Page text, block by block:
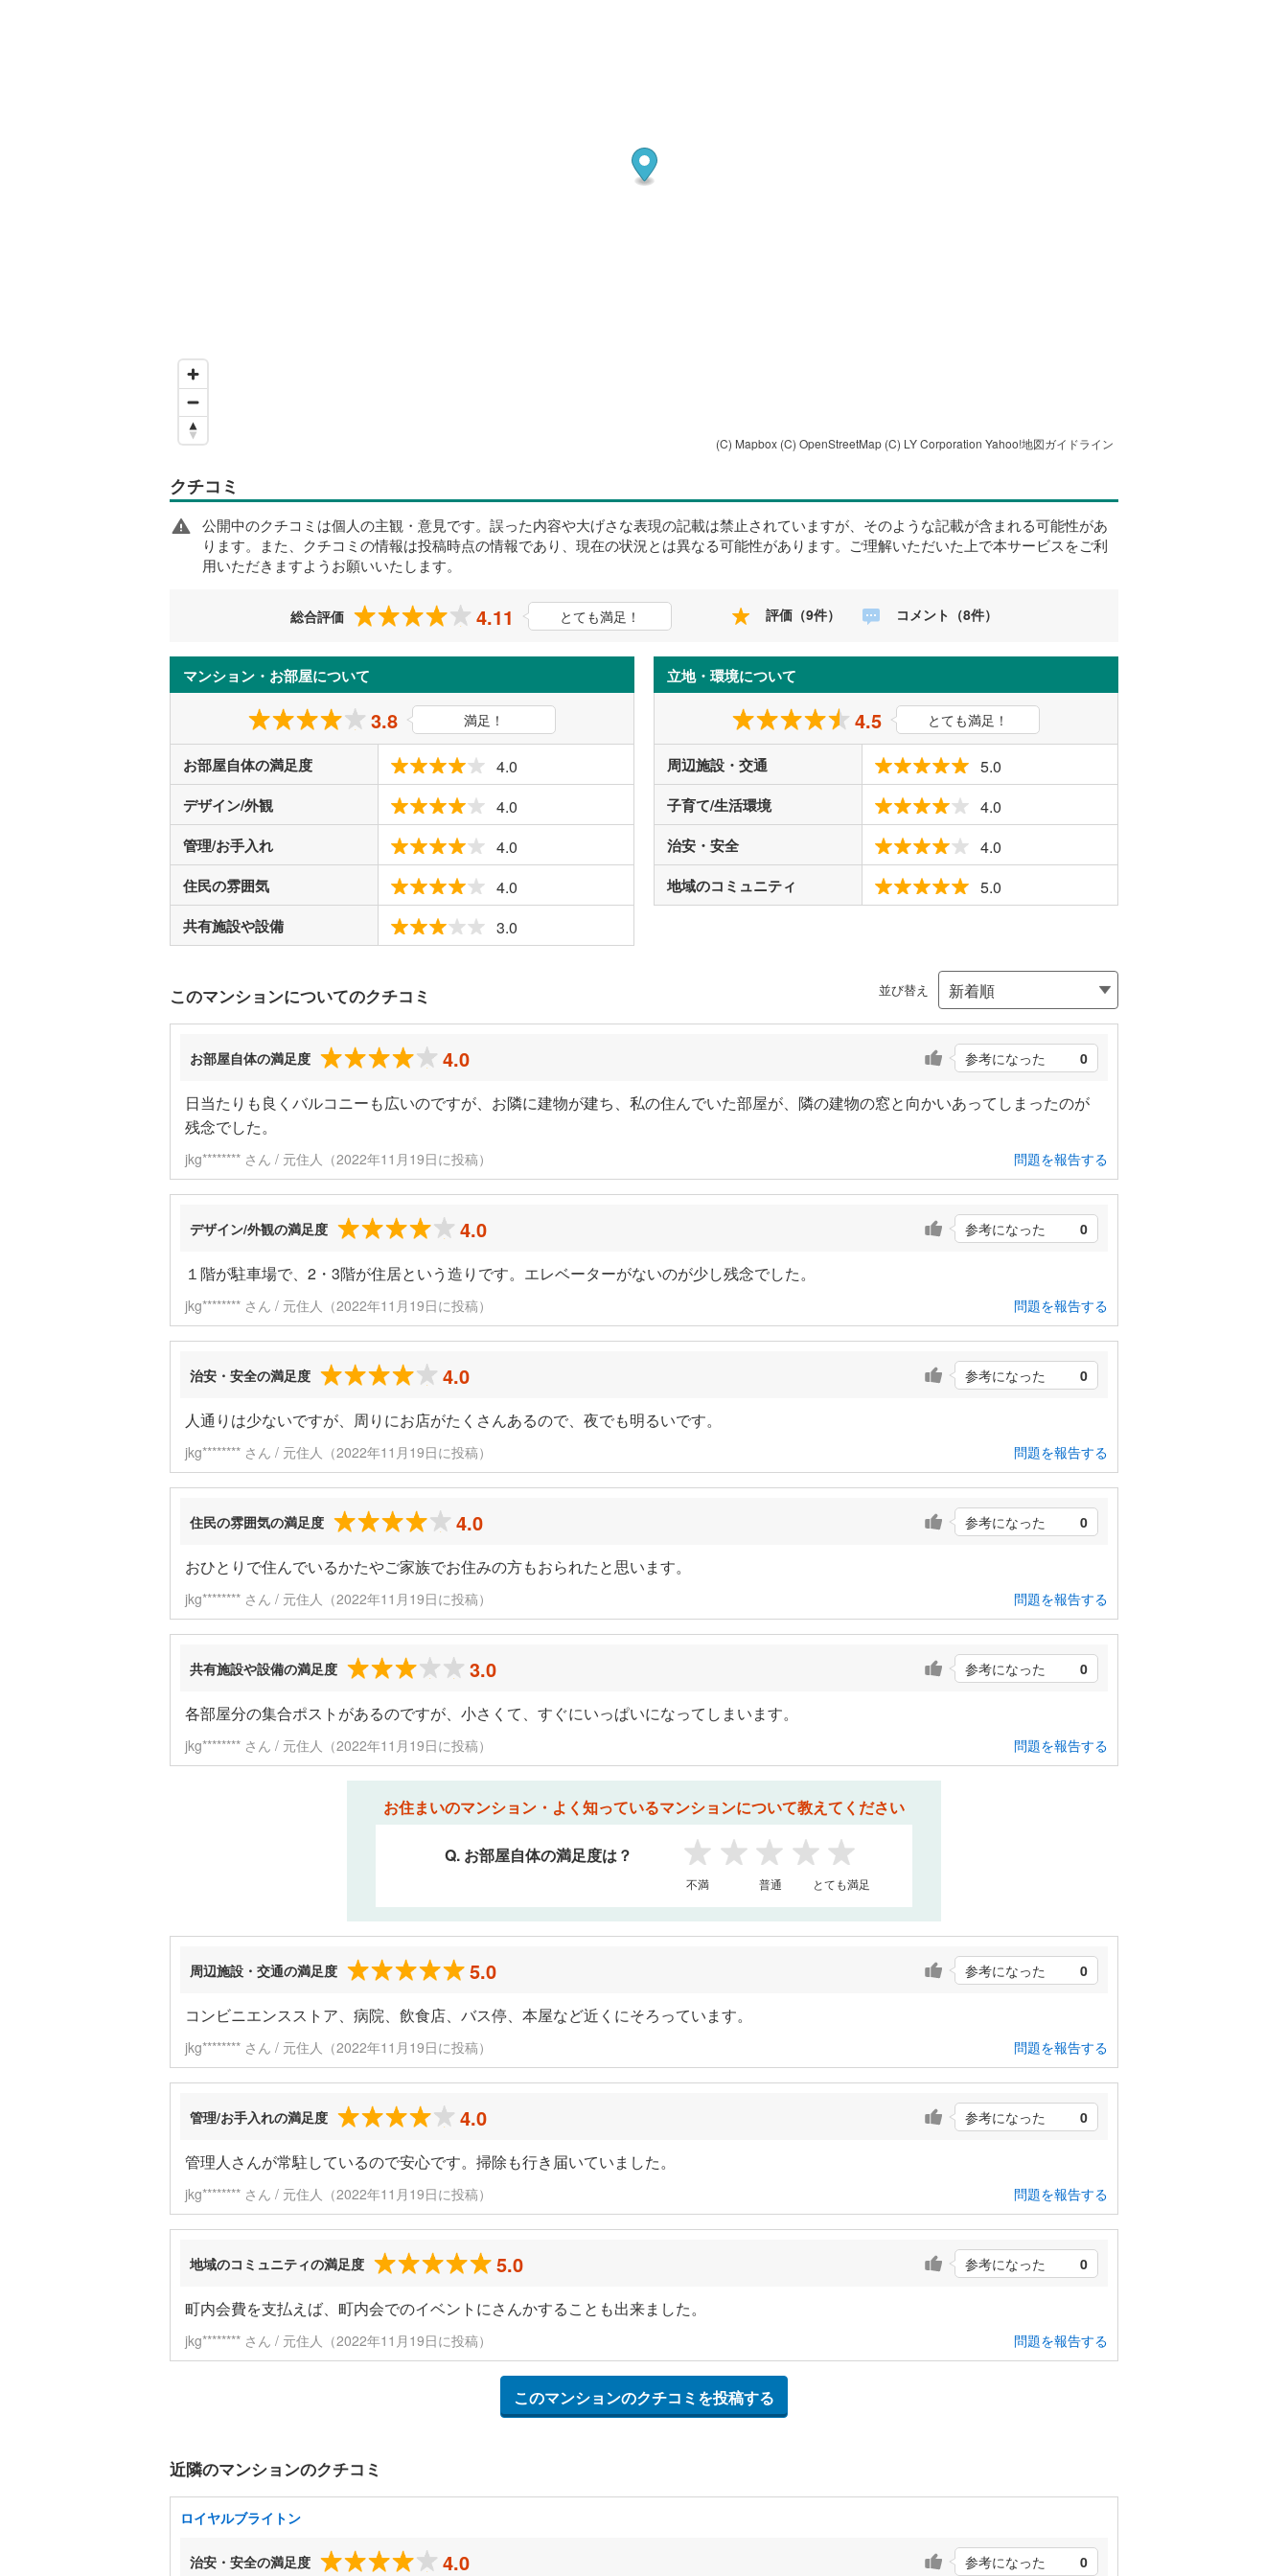
(C) Mapbox (C) OpenStreetMap (C) LY Corporation Yahoo!地図ガイドライン
クチコミ
公開中のクチコミは個人の主観・意見です。誤った内容や大げさな表現の記載は禁止されていますが、そのような記載が含まれる可能性があ
ります。また、クチコミの情報は投稿時点の情報であり、現在の状況とは異なる可能性があります。ご理解いただいた上で本サービスをご利
用いただきますようお願いいたします。
総合評価 4.11 とても満足！ 評価（9件） コメント（8件）
マンション・お部屋について
3.8 満足！
お部屋自体の満足度 4.0
デザイン/外観 4.0
管理/お手入れ 4.0
住民の雰囲気 4.0
共有施設や設備 3.0
立地・環境について
4.5 とても満足！
周辺施設・交通 5.0
子育て/生活環境 4.0
治安・安全 4.0
地域のコミュニティ 5.0
このマンションについてのクチコミ 並び替え
お部屋自体の満足度 4.0 参考になった 0
日当たりも良くバルコニーも広いのですが、お隣に建物が建ち、私の住んでいた部屋が、隣の建物の窓と向かいあってしまったのが
残念でした。
jkg******** さん / 元住人（2022年11月19日に投稿） 問題を報告する
デザイン/外観の満足度 4.0 参考になった 0
１階が駐車場で、2・3階が住居という造りです。エレベーターがないのが少し残念でした。
jkg******** さん / 元住人（2022年11月19日に投稿） 問題を報告する
治安・安全の満足度 4.0 参考になった 0
人通りは少ないですが、周りにお店がたくさんあるので、夜でも明るいです。
jkg******** さん / 元住人（2022年11月19日に投稿） 問題を報告する
住民の雰囲気の満足度 4.0 参考になった 0
おひとりで住んでいるかたやご家族でお住みの方もおられたと思います。
jkg******** さん / 元住人（2022年11月19日に投稿） 問題を報告する
共有施設や設備の満足度 3.0 参考になった 0
各部屋分の集合ポストがあるのですが、小さくて、すぐにいっぱいになってしまいます。
jkg******** さん / 元住人（2022年11月19日に投稿） 問題を報告する
お住まいのマンション・よく知っているマンションについて教えてください
Q. お部屋自体の満足度は？
1 2 3 4 5
不満 普通 とても満足
周辺施設・交通の満足度 5.0 参考になった 0
コンビニエンスストア、病院、飲食店、バス停、本屋など近くにそろっています。
jkg******** さん / 元住人（2022年11月19日に投稿） 問題を報告する
管理/お手入れの満足度 4.0 参考になった 0
管理人さんが常駐しているので安心です。掃除も行き届いていました。
jkg******** さん / 元住人（2022年11月19日に投稿） 問題を報告する
地域のコミュニティの満足度 5.0 参考になった 0
町内会費を支払えば、町内会でのイベントにさんかすることも出来ました。
jkg******** さん / 元住人（2022年11月19日に投稿） 問題を報告する
このマンションのクチコミを投稿する
近隣のマンションのクチコミ
ロイヤルブライトン
治安・安全の満足度 4.0 参考になった 0